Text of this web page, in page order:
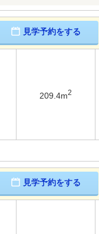
見学予約をする
209.4m2
見学予約をする